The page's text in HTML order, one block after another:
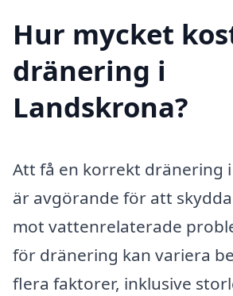
Hur mycket
dränering i
Landskrona?
Att få en korrekt dränering
är avgörande för att
mot vattenrelaterade
för dränering kan variera
flera faktorer, inklusive